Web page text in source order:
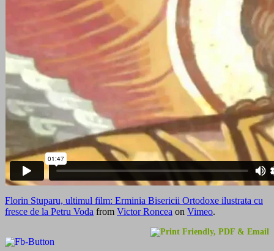
Florin Stuparu, ultimul film: Erminia Bisericii Ortodoxe ilustrata cu
fresce de la Petru Voda from Victor Roncea on Vimeo.